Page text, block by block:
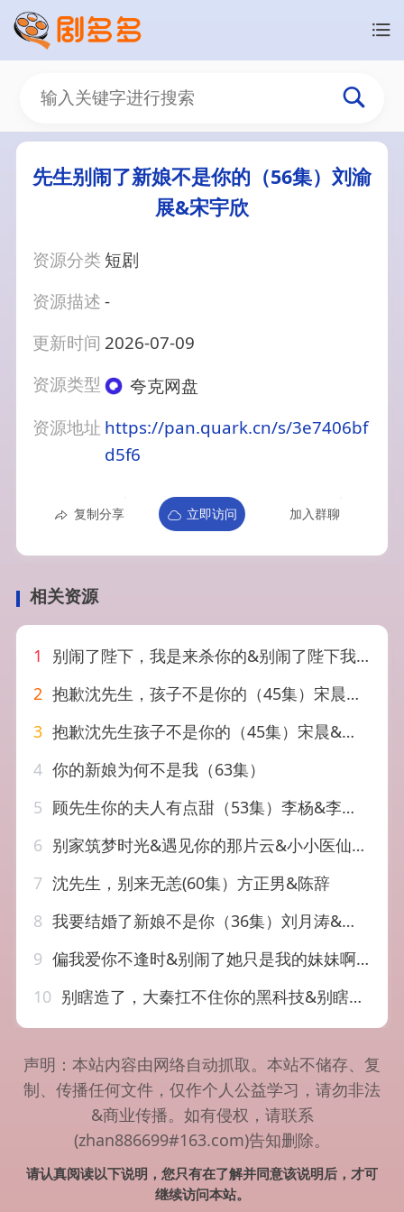
先生别闹了新娘不是你的（56集）刘渝
展&宋宇欣
资源分类 短剧
资源描述-
更新时间 2026-07-09
资源类型
夸克网盘
资源地址 https://pan.quark.cn/s/3e7406bf
d5f6
复制分享 立即访问 加入群聊
相关资源
1
别闹了陛下，我是来杀你的&别闹了陛下我是来杀你的（30集）AI短剧
2 抱歉沈先生，孩子不是你的（45集）宋晨&张玉娇
3 抱歉沈先生孩子不是你的（45集）宋晨&张玉娇
4 你的新娘为何不是我（63集）
5 顾先生你的夫人有点甜（53集）李杨&李昊航
6 别家筑梦时光&遇见你的那片云&小小医仙不好惹&借宿奇缘&见龙3&借住往事&佳人相伴（77集）林一 陆雨霏 陆星莹C边剧
7 沈先生，别来无恙(60集）方正男&陈辞
8 我要结婚了新娘不是你（36集）刘月涛&孙梦涵
9 偏我爱你不逢时&别闹了她只是我的妹妹啊 (41集) 钟情&李苗苗
10 别瞎造了，大秦扛不住你的黑科技&别瞎造了大秦扛不住你的黑科技（51集）AI短剧
声明：本站内容由网络自动抓取。本站不储存、复
制、传播任何文件，仅作个人公益学习，请勿非法
&商业传播。如有侵权，请联系
(zhan886699#163.com)告知删除。
请认真阅读以下说明，您只有在了解并同意该说明后，才可
继续访问本站。